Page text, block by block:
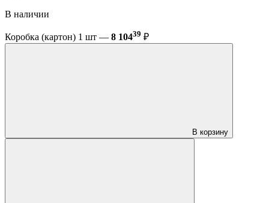
В наличии
Коробка (картон) 1 шт — 8 10439 ₽
В корзину